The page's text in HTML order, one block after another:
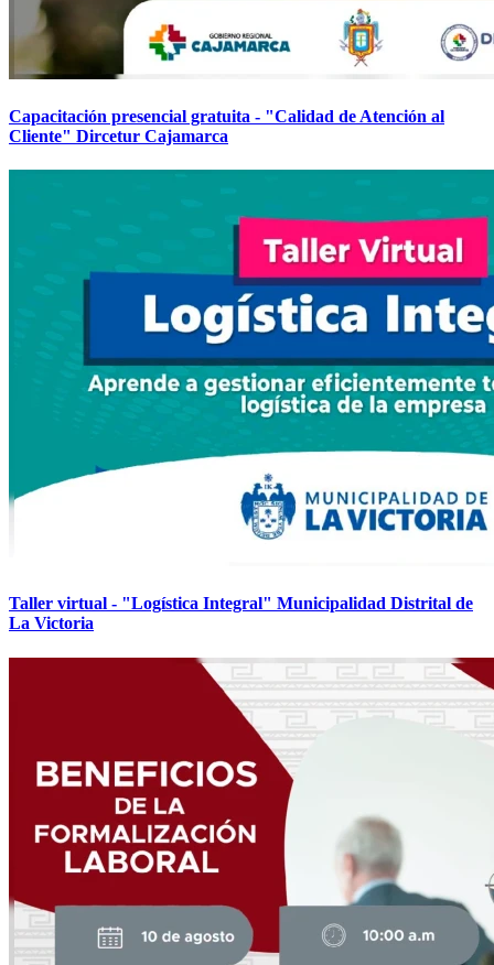
Capacitación presencial gratuita - "Calidad de Atención al
Cliente" Dircetur Cajamarca
Taller virtual - "Logística Integral" Municipalidad Distrital de
La Victoria